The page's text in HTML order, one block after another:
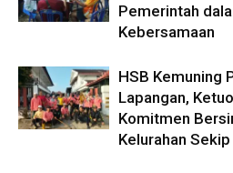
Pemerintah
Kebersamaan
HSB Kemuning
Lapangan,
Komitmen
Kelurahan